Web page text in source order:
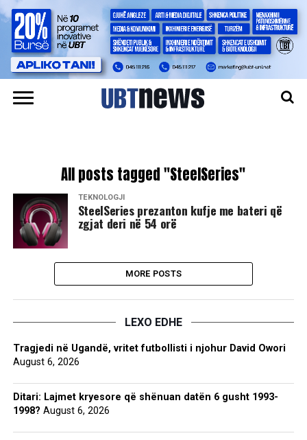
All posts tagged "SteelSeries"
TEKNOLOGJI
SteelSeries prezanton kufje me bateri që
zgjat deri në 54 orë
MORE POSTS
LEXO EDHE
Tragjedi në Ugandë, vritet futbollisti i njohur David Owori
August 6, 2026
Ditari: Lajmet kryesore që shënuan datën 6 gusht 1993-
1998? August 6, 2026